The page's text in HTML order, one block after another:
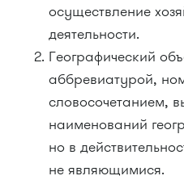
осуществление
деятельности.
Географический
аббревиатурой,
словосочетанием,
наименований
но в
не являющимися.